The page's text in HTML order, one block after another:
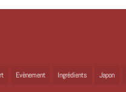
Evènement Ingrédients Japon